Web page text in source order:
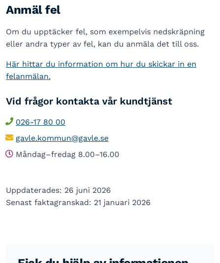
Anmäl fel
Om du upptäcker fel, som exempelvis nedskräpning
eller andra typer av fel, kan du anmäla det till oss.
Här hittar du information om hur du skickar in en
felanmälan.
Vid frågor kontakta vår kundtjänst
026-17 80 00
gavle.kommun@gavle.se
Måndag–fredag 8.00–16.00
Uppdaterades: 26 juni 2026
Senast faktagranskad: 21 januari 2026